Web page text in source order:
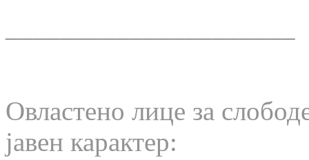
Овластено лице за
јавен карактер: